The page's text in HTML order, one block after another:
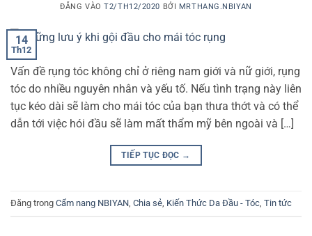
ĐĂNG VÀOT2/TH12/2020 BỞI MRTHANG.NBIYAN
14
Th12
Vấn đề rụng tóc không chỉ ở riêng nam giới và nữ giới, rụng
tóc do nhiều nguyên nhân và yếu tố. Nếu tình trạng này liên
tục kéo dài sẽ làm cho mái tóc của bạn thưa thớt và có thể
dẫn tới việc hói đầu sẽ làm mất thẩm mỹ bên ngoài và […]
TIẾP TỤC ĐỌC →
Đăng trong Cẩm nang NBIYAN Chia sẻ Kiến Thức Da Đầu - Tóc Tin tức